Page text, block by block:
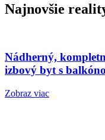
Najnovšie
Nádherný,
izbový byt s
Zobraz viac